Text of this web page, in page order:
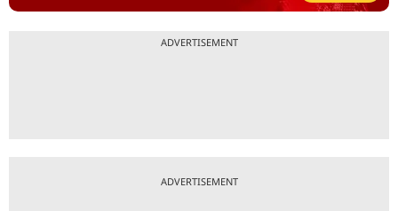
ADVERTISEMENT
ADVERTISEMENT